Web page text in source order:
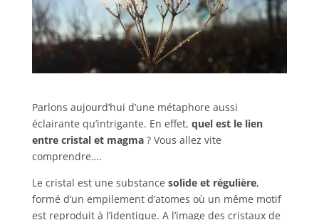
Parlons aujourd’hui d’une métaphore aussi
éclairante qu’intrigante. En effet, quel est le lien
entre cristal et magma? Vous allez vite
comprendre….
Le cristal est une substance solide et régulière,
formé d’un empilement d’atomes où un même motif
est reproduit à l’identique. A l’image des cristaux de